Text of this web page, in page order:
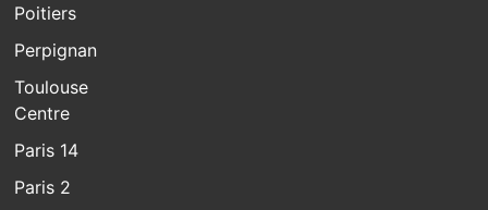
Poitiers
Perpignan
Toulouse
Centre
Paris 14
Paris 2